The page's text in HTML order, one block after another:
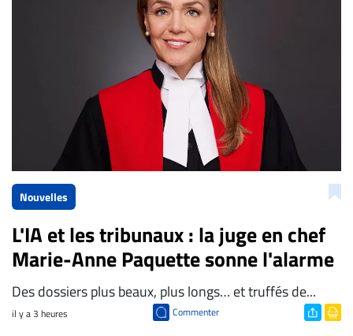
Nouvelles
L'IA et les tribunaux : la juge en chef
Marie-Anne Paquette sonne l'alarme
Des dossiers plus beaux, plus longs… et truffés de...
il y a 3 heures Commenter